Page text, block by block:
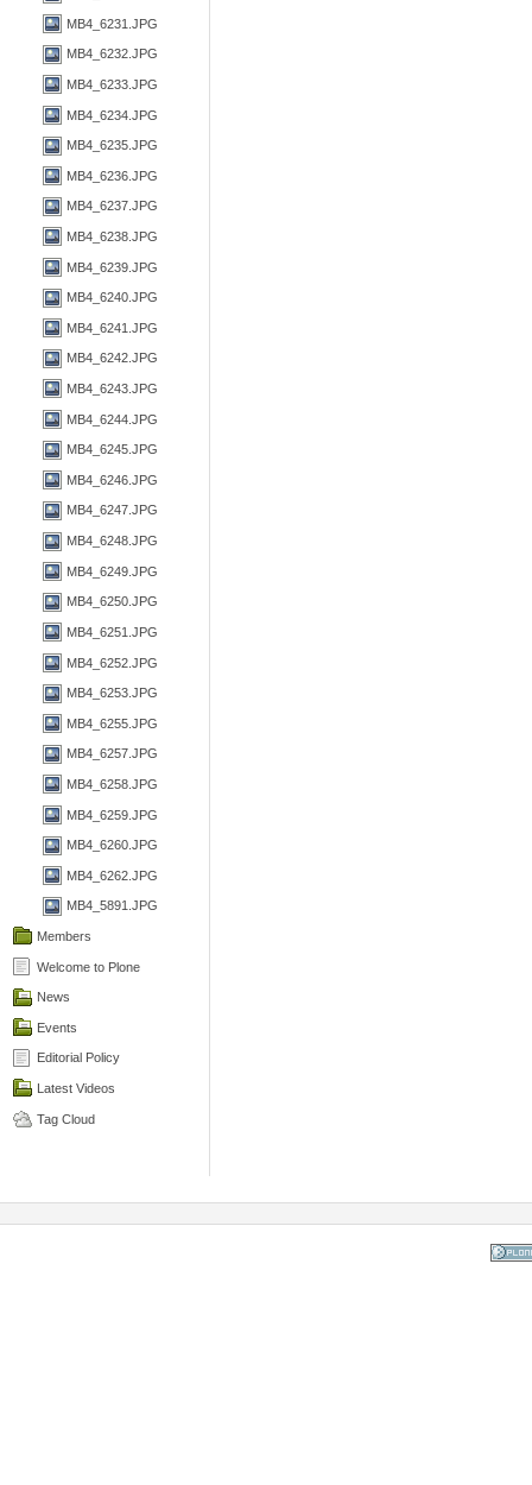
MB4_6231.JPG
MB4_6232.JPG
MB4_6233.JPG
MB4_6234.JPG
MB4_6235.JPG
MB4_6236.JPG
MB4_6237.JPG
MB4_6238.JPG
MB4_6239.JPG
MB4_6240.JPG
MB4_6241.JPG
MB4_6242.JPG
MB4_6243.JPG
MB4_6244.JPG
MB4_6245.JPG
MB4_6246.JPG
MB4_6247.JPG
MB4_6248.JPG
MB4_6249.JPG
MB4_6250.JPG
MB4_6251.JPG
MB4_6252.JPG
MB4_6253.JPG
MB4_6255.JPG
MB4_6257.JPG
MB4_6258.JPG
MB4_6259.JPG
MB4_6260.JPG
MB4_6262.JPG
MB4_5891.JPG
Members
Welcome to Plone
News
Events
Editorial Policy
Latest Videos
Tag Cloud